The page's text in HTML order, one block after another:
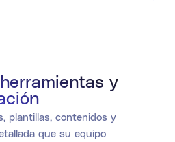
y
plantillas, contenidos y
que su equipo